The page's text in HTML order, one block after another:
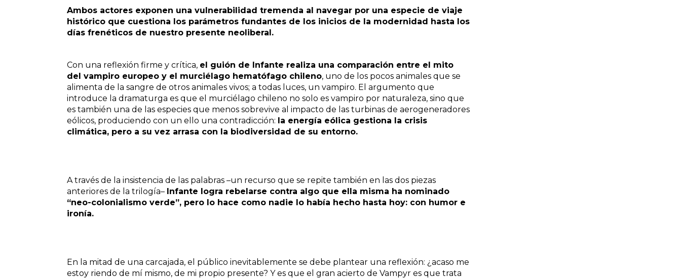
Ambos actores exponen una vulnerabilidad tremenda al navegar por una especie de viaje
histórico que cuestiona los parámetros fundantes de los inicios de la modernidad hasta los
días frenéticos de nuestro presente neoliberal.
Con una reflexión firme y crítica, el guión de Infante realiza una comparación entre el mito
del vampiro europeo y el murciélago hematófago chileno, uno de los pocos animales que se
alimenta de la sangre de otros animales vivos; a todas luces, un vampiro. El argumento que
introduce la dramaturga es que el murciélago chileno no solo es vampiro por naturaleza, sino que
es también una de las especies que menos sobrevive al impacto de las turbinas de aerogeneradores
eólicos, produciendo con un ello una contradicción: la energía eólica gestiona la crisis
climática, pero a su vez arrasa con la biodiversidad de su entorno.
A través de la insistencia de las palabras –un recurso que se repite también en las dos piezas
anteriores de la trilogía– Infante logra rebelarse contra algo que ella misma ha nominado
“neo-colonialismo verde”, pero lo hace como nadie lo había hecho hasta hoy: con humor e
ironía.
En la mitad de una carcajada, el público inevitablemente se debe plantear una reflexión: ¿acaso me
estoy riendo de mí mismo, de mi propio presente? Y es que el gran acierto de Vampyr es que trata